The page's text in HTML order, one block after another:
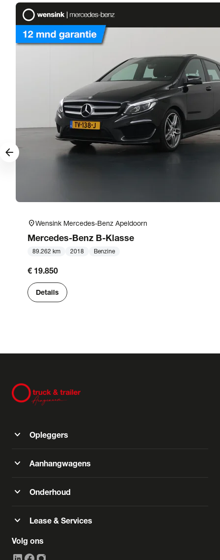
location_onWensink Mercedes-Benz Apeldoorn
Mercedes-Benz B-Klasse
89.262 km 2018 Benzine
€ 19.850
Details
arrow_forward
expand_more Opleggers
expand_more Aanhangwagens
expand_more Onderhoud
expand_more Lease & Services
Volg ons